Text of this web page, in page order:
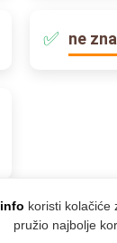
ne
koristi kolačiće
pružio najbolje